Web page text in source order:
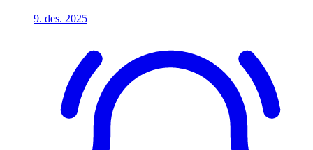
9. des. 2025